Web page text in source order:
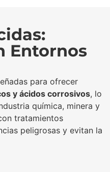
Entornos
para ofrecer
y ácidos corrosivos, lo
química, minera y
tratamientos
peligrosas y evitan la